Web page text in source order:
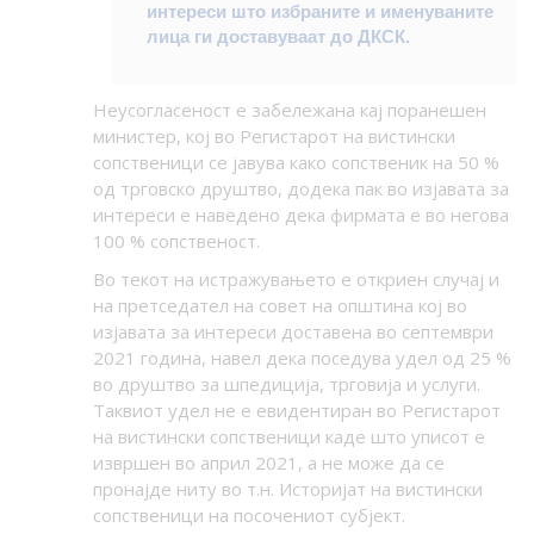
интереси што избраните и именуваните
лица ги доставуваат до ДКСК.
Неусогласеност е забележана кај поранешен
министер, кој во Регистарот на вистински
сопственици се јавува како сопственик на 50 %
од трговско друштво, додека пак во изјавата за
интереси е наведено дека фирмата е во негова
100 % сопственост.
Во текот на истражувањето е откриен случај и
на претседател на совет на општина кој во
изјавата за интереси доставена во септември
2021 година, навел дека поседува удел од 25 %
во друштво за шпедиција, трговија и услуги.
Таквиот удел не е евидентиран во Регистарот
на вистински сопственици каде што уписот е
извршен во април 2021, а не може да се
пронајде ниту во т.н. Историјат на вистински
сопственици на посочениот субјект.